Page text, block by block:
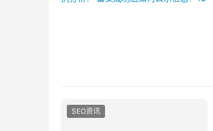
SEO资讯